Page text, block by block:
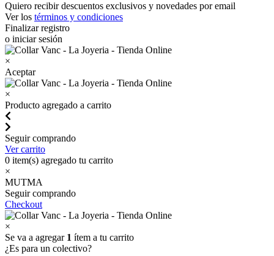
Quiero recibir descuentos exclusivos y novedades por email
Ver los términos y condiciones
Finalizar registro
o iniciar sesión
×
Aceptar
×
Producto agregado a carrito
Seguir comprando
Ver carrito
0 item(s) agregado tu carrito
×
MUTMA
Seguir comprando
Checkout
×
Se va a agregar 1 ítem a tu carrito
¿Es para un colectivo?